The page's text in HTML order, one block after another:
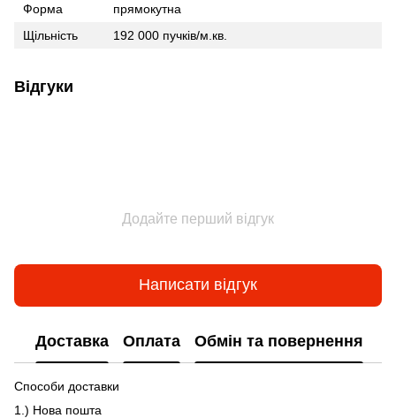
Форма
прямокутна
Щільність
192 000 пучків/м.кв.
Відгуки
Додайте перший відгук
Написати відгук
Доставка Оплата Обмін та повернення
Способи доставки
1.) Нова пошта